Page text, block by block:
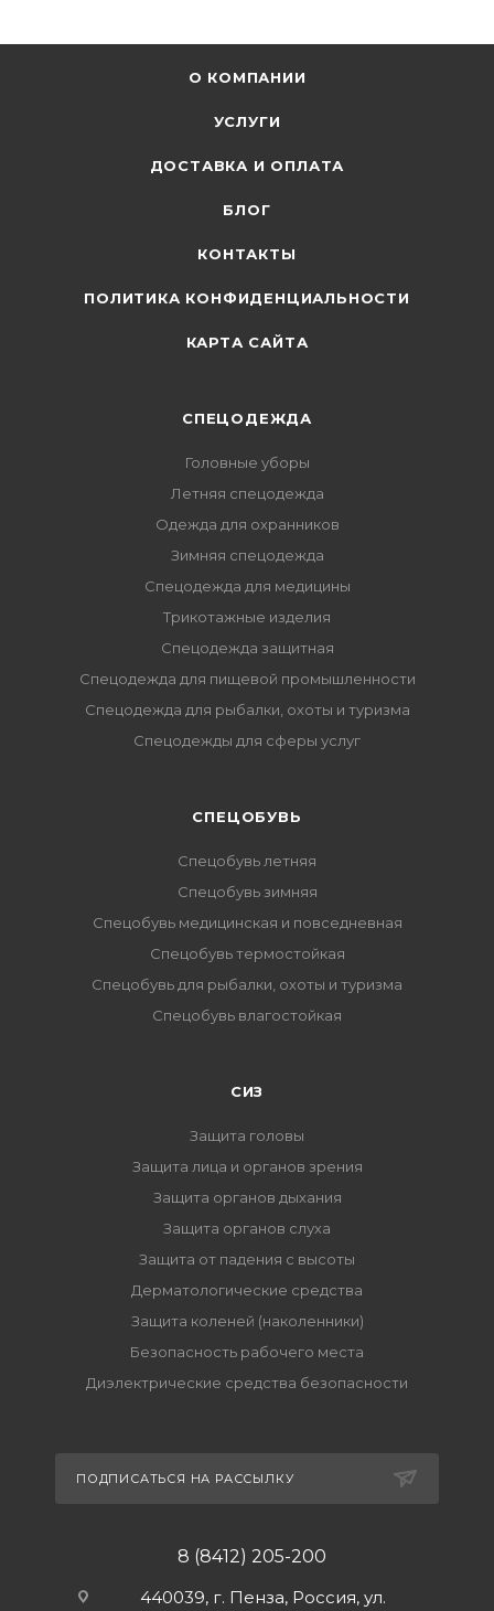
О КОМПАНИИ
УСЛУГИ
ДОСТАВКА И ОПЛАТА
БЛОГ
КОНТАКТЫ
ПОЛИТИКА КОНФИДЕНЦИАЛЬНОСТИ
КАРТА САЙТА
СПЕЦОДЕЖДА
Головные уборы
Летняя спецодежда
Одежда для охранников
Зимняя спецодежда
Спецодежда для медицины
Трикотажные изделия
Спецодежда защитная
Спецодежда для пищевой промышленности
Спецодежда для рыбалки, охоты и туризма
Спецодежды для сферы услуг
CПЕЦОБУВЬ
Спецобувь летняя
Спецобувь зимняя
Спецобувь медицинская и повседневная
Спецобувь термостойкая
Спецобувь для рыбалки, охоты и туризма
Спецобувь влагостойкая
СИЗ
Защита головы
Защита лица и органов зрения
Защита органов дыхания
Защита органов слуха
Защита от падения с высоты
Дерматологические средства
Защита коленей (наколенники)
Безопасность рабочего места
Диэлектрические средства безопасности
ПОДПИСАТЬСЯ НА РАССЫЛКУ
8 (8412) 205-200
440039, г. Пенза, Россия, ул.